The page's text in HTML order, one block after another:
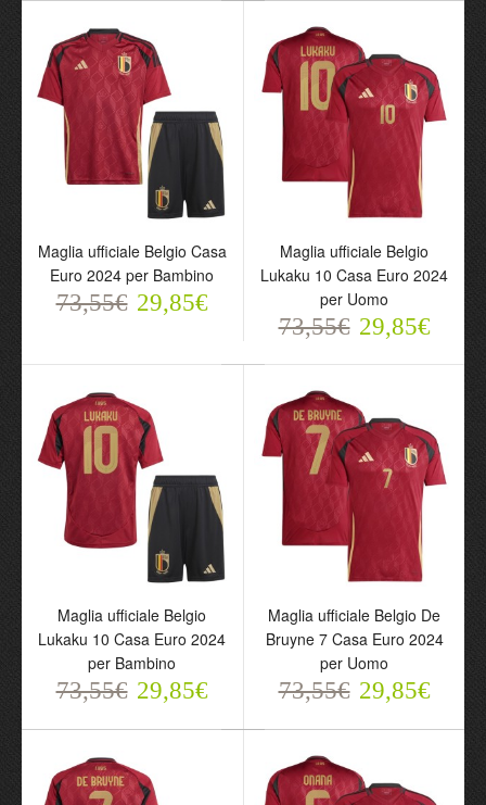
Maglia ufficiale Belgio
Casa Euro 2024 per
Bambino
Maglia ufficiale Belgio
Lukaku 10 Casa Euro
2024 per Uomo
73,55€
Maglia ufficiale Belgio
Lukaku 10 Casa Euro
2024 per Bambino
73,55€ 29,85€
Maglia ufficiale Belgio De
Bruyne 7 Casa Euro 2024
per Uomo
73,55€ 29,85€
Maglia ufficiale Belgio Casa
Euro 2024 per Bambino
73,55€ 29,85€
Maglia ufficiale Belgio
Lukaku 10 Casa Euro 2024
per Uomo
73,55€ 29,85€
Maglia ufficiale Belgio
Lukaku 10 Casa Euro 2024
per Bambino
73,55€ 29,85€
Maglia ufficiale Belgio De
Bruyne 7 Casa Euro 2024
per Uomo
73,55€ 29,85€